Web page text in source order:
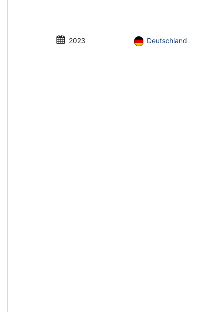
2023 Deutschland